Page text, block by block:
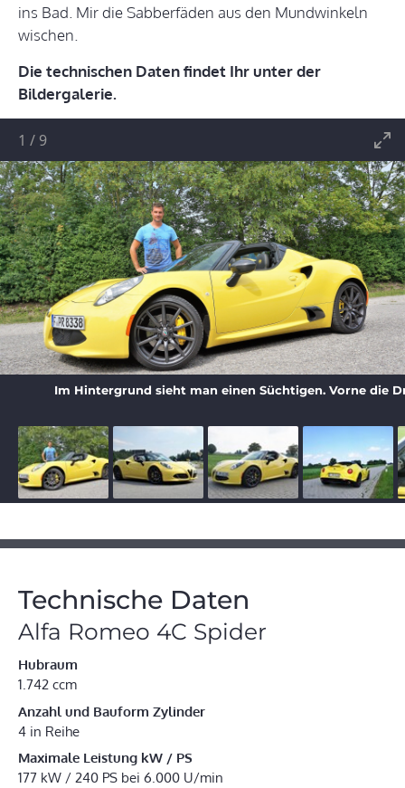
ins Bad. Mir die Sabberfäden aus den Mundwinkeln
wischen.
Die technischen Daten findet Ihr unter der
Bildergalerie.
Im Hintergrund sieht man einen Süchtigen. Vorne die
1 / 9
Technische Daten
Alfa Romeo 4C Spider
Hubraum
1.742 ccm
Anzahl und Bauform Zylinder
4 in Reihe
Maximale Leistung kW / PS
177 kW / 240 PS bei 6.000 U/min